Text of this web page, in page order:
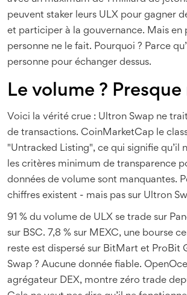
peuvent staker leurs ULX pour gagner
et participer à la gouvernance. Mais en
personne ne le fait. Pourquoi ? Parce
personne pour échanger dessus.
Le volume ? Presque
Voici la vérité crue : Ultron Swap ne
de transactions. CoinMarketCap le
"Untracked Listing", ce qui signifie qu’il
les critères minimum de transparence
données de volume sont manquantes.
chiffres existent - mais pas sur Ultron
91 % du volume de ULX se trade sur
sur BSC. 7,8 % sur MEXC, une bourse
reste est dispersé sur BitMart et ProBit
Swap ? Aucune donnée fiable.
agrégateur DEX, montre zéro trade